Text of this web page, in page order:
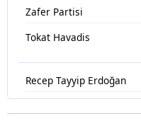
Zafer Partisi
Tokat Havadis
Recep Tayyip Erdoğan